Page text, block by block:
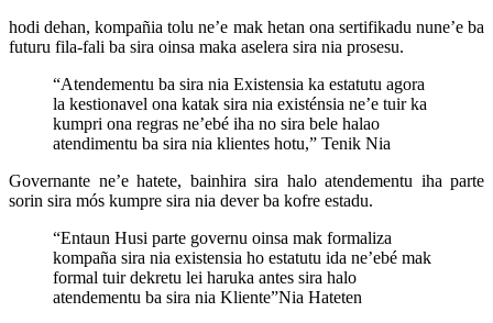
hodi dehan, kompañia tolu ne’e mak hetan ona sertifikadu nune’e ba
futuru fila-fali ba sira oinsa maka aselera sira nia prosesu.
“Atendementu ba sira nia Existensia ka estatutu agora
la kestionavel ona katak sira nia existénsia ne’e tuir ka
kumpri ona regras ne’ebé iha no sira bele halao
atendimentu ba sira nia klientes hotu,” Tenik Nia
Governante ne’e hatete, bainhira sira halo atendementu iha parte
sorin sira mós kumpre sira nia dever ba kofre estadu.
“Entaun Husi parte governu oinsa mak formaliza
kompaña sira nia existensia ho estatutu ida ne’ebé mak
formal tuir dekretu lei haruka antes sira halo
atendementu ba sira nia Kliente”Nia Hateten